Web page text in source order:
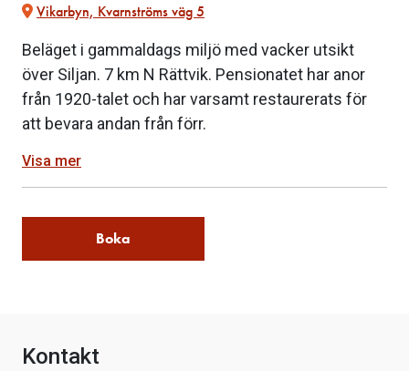
Vikarbyn, Kvarnströms väg 5
Beläget i gammaldags miljö med vacker utsikt
över Siljan. 7 km N Rättvik. Pensionatet har anor
från 1920-talet och har varsamt restaurerats för
att bevara andan från förr.
Visa mer
Boka
Kontakt